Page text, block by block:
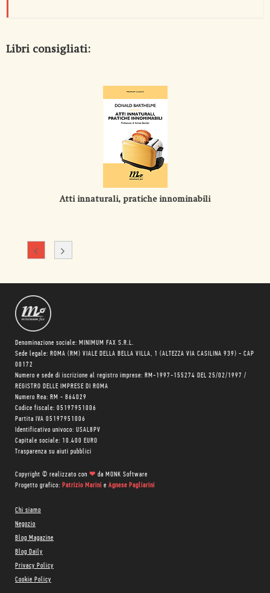
Libri consigliati:
Atti innaturali, pratiche innominabili
Denominazione sociale: MINIMUM FAX S.R.L.
Sede legale: ROMA (RM) VIALE DELLA BELLA VILLA, 1 (ALTEZZA VIA CASILINA 939) - CAP
00172
Numero e sede di iscrizione al registro imprese: RM-1997-155274 DEL 25/02/1997 /
REGISTRO DELLE IMPRESE DI ROMA
Numero Rea: RM - 864029
Codice fiscale: 05197951006
Partita IVA 05197951006
Identificativo univoco: USAL8PV
Capitale sociale: 10.400 EURO
Trasparenza su aiuti pubblici
Copyright © realizzato con ❤ da MONK Software
Progetto grafico: Patrizio Marini e Agnese Pagliarini
Chi siamo
Negozio
Blog Magazine
Blog Daily
Privacy Policy
Cookie Policy